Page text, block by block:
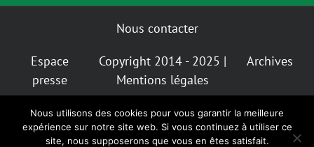
Nous contacter
Espace
presse
Copyright 2014 - 2025 |
Mentions légales
Archives
InstagramFacebook
Mastodon
AlternatibaFacebook
Bluesky
GIGNV
Nous utilisons des cookies pour vous garantir la meilleure
expérience sur notre site web. Si vous continuez à utiliser ce
site, nous supposerons que vous en êtes satisfait.